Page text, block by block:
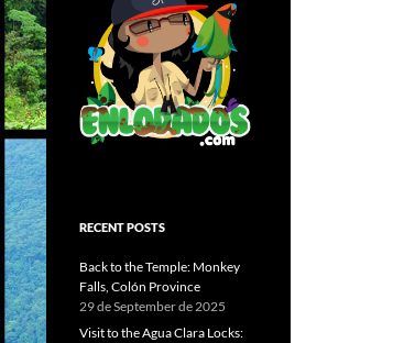
RECENT POSTS
Back to the Temple: Monkey
Falls, Colón Province
29 de September de 2025
Visit to the Agua Clara Locks: